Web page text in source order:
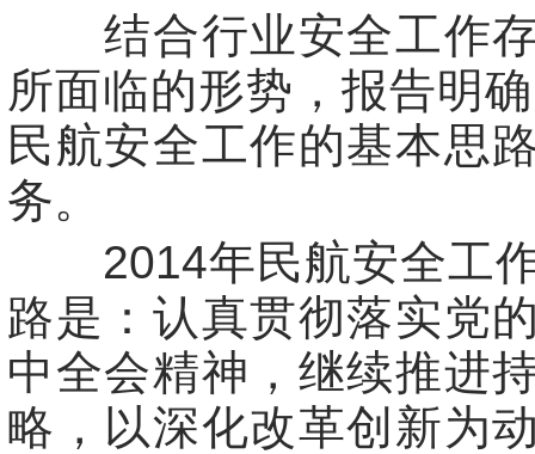
结合行业安全工作存
所面临的形势，报告明
民航安全工作的基本思
务。
2014年民航安全工
路是：认真贯彻落实党
中全会精神，继续推进
略，以深化改革创新为